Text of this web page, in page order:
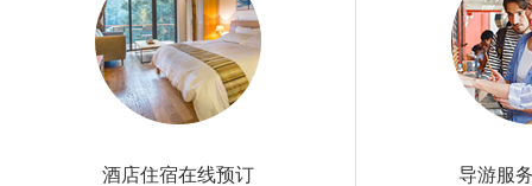
酒店住宿在线预订 导游服